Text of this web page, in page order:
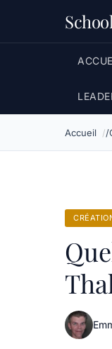
Accueil